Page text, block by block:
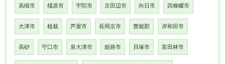
高槻市 橿原市 宇陀市 京田辺市 向日市 四條畷市
大津市 植栽 芦屋市 長岡京市 豊能郡 岸和田市
高砂 守口市 泉大津市 姫路市 貝塚市 富田林市